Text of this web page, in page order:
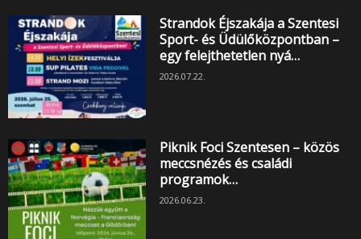
Strandok Éjszakája a Szentesi
Sport- és Üdülőközpontban –
egy felejthetetlen nyá…
2026.07.22.
Piknik Foci Szentesen – közös
meccsnézés és családi
programok…
2026.06.23.